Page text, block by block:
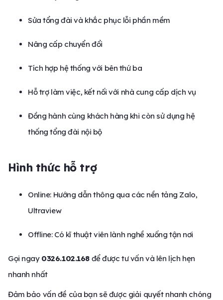
Sửa tổng đài và khắc phục lỗi phần mềm
Nâng cấp chuyển đổi
Tích hợp hệ thống với bên thứ ba
Hỗ trợ làm việc, kết nối với nhà cung cấp dịch vụ
Đồng hành cùng khách hàng khi còn sử dụng hệ
thống tổng đài nội bộ
Hình thức hỗ trợ
Online: Hướng dẫn thông qua các nền tảng Zalo,
Ultraview
Offline: Có kĩ thuật viên lành nghề xuống tận nơi
Gọi ngay 0326.102.168để được tư vấn và lên lịch hẹn
nhanh nhất
Đảm bảo vấn đề của bạn sẽ được giải quyết nhanh chóng